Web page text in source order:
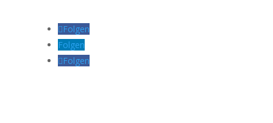
Folgen
Folgen
Folgen